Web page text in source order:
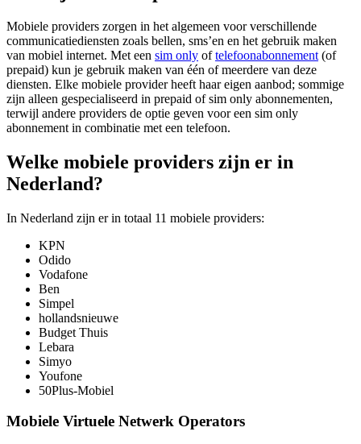
Mobiele providers zorgen in het algemeen voor verschillende
communicatiediensten zoals bellen, sms’en en het gebruik maken
van mobiel internet. Met een sim only oftelefoonabonnement (of
prepaid) kun je gebruik maken van één of meerdere van deze
diensten. Elke mobiele provider heeft haar eigen aanbod; sommige
zijn alleen gespecialiseerd in prepaid of sim only abonnementen,
terwijl andere providers de optie geven voor een sim only
abonnement in combinatie met een telefoon.
Welke mobiele providers zijn er in
Nederland?
In Nederland zijn er in totaal 11 mobiele providers:
KPN
Odido
Vodafone
Ben
Simpel
hollandsnieuwe
Budget Thuis
Lebara
Simyo
Youfone
50Plus-Mobiel
Mobiele Virtuele Netwerk Operators